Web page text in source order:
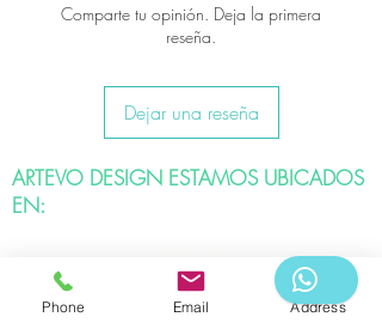
Comparte tu opinión. Deja la primera
reseña.
Dejar una reseña
ARTEVO DESIGN ESTAMOS UBICADOS
EN:
Eventos en todo Colombia
CITA CON AGENDA PREVIA
Phone Email Address